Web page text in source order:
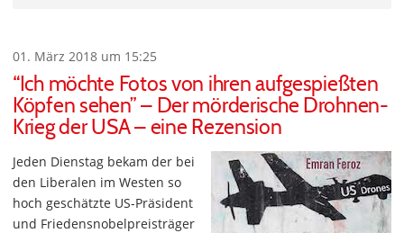
01. März 2018 um 15:25
“Ich möchte Fotos von ihren aufgespießten
Köpfen sehen” – Der mörderische Drohnen-
Krieg der USA – eine Rezension
Jeden Dienstag bekam der bei
den Liberalen im Westen so
hoch geschätzte US-Präsident
und Friedensnobelpreisträger